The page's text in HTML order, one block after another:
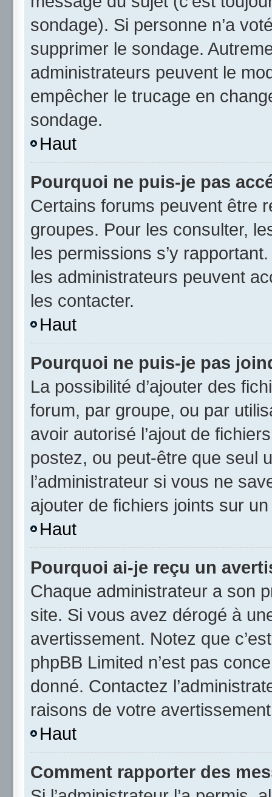
sondage). Si personne n’a
supprimer le sondage.
administrateurs peuvent le
empêcher le trucage en
sondage.
Haut
Pourquoi ne puis-je pas
Certains forums peuvent être
groupes. Pour les consulter,
les permissions s’y
les administrateurs peuvent
les contacter.
Haut
Pourquoi ne puis-je pas
La possibilité d’ajouter des
forum, par groupe, ou par
avoir autorisé l’ajout de
postez, ou peut-être que seul
l’administrateur si vous ne
ajouter de fichiers joints sur
Haut
Pourquoi ai-je reçu un
Chaque administrateur a son
site. Si vous avez dérogé à
avertissement. Notez que
phpBB Limited n’est pas
donné. Contactez
raisons de votre
Haut
Comment rapporter des